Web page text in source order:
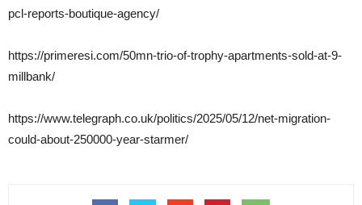
pcl-reports-boutique-agency/
https://primeresi.com/50mn-trio-of-trophy-apartments-sold-at-9-
millbank/
https://www.telegraph.co.uk/politics/2025/05/12/net-migration-
could-about-250000-year-starmer/